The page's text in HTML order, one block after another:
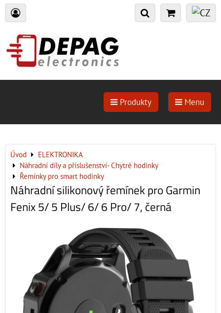
Produkty Menu
Úvod
ELEKTRONIKA
Náhradní díly a příslušenství- Chytré hodinky
Řemínky pro smart hodinky
Náhradní silikonový řemínek pro Garmin
Fenix 5/ 5 Plus/ 6/ 6 Pro/ 7, černá